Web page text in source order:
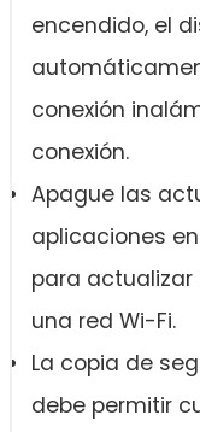
encendido, el
conexión
conexión.
Apague las
aplicaciones
para
una red Wi-Fi.
La copia de
debe permitir